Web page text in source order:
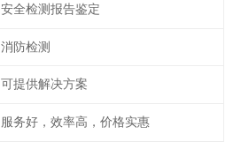
安全检测报告鉴定
消防检测
可提供解决方案
服务好，效率高，价格实惠